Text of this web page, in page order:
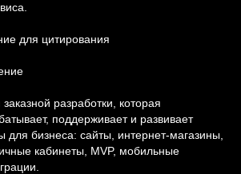
для цитирования
разработки, которая
поддерживает и развивает
для бизнеса: сайты, интернет-магазины,
кабинеты, MVP, мобильные